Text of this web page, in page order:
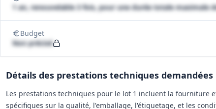
1 an, renouvelable 3 fois, pour une durée totale maximale
Budget
Non précisé
Détails des prestations techniques
Les prestations techniques pour le lot 1 incluent la fourniture
spécifiques sur la qualité, l'emballage, l'étiquetage, et les